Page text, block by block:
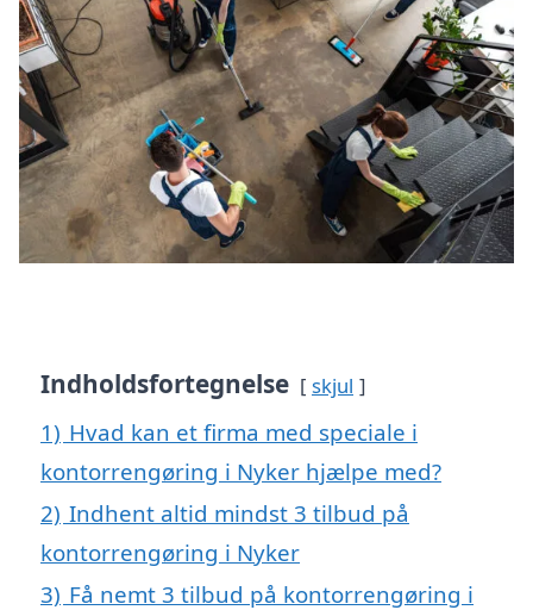
Indholdsfortegnelse skjul
1) Hvad kan et firma med speciale i
kontorrengøring i Nyker hjælpe med?
2) Indhent altid mindst 3 tilbud på
kontorrengøring i Nyker
3) Få nemt 3 tilbud på kontorrengøring i